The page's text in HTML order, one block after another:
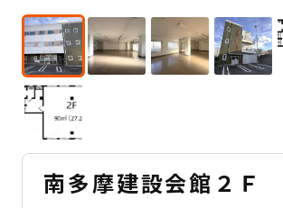
南多摩建設会館２Ｆ